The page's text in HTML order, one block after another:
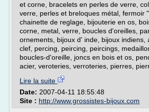
et corne, bracelets en perles de verre,
verre, perles et breloques métal, fermoir
chainette de reglage, bijouterie en os,
corne, metal, verre, boucles d'oreilles,
ornements, bijoux d' inde, bijoux indiens,
clef, percing, peircing, peircings,
boucles-d'oreille, joncs en bois et os,
acier, veroteries, verroteries, pierres,
Lire la suite
Date: 2007-04-11 18:55:48
Site : http://www.grossistes-bijoux.com